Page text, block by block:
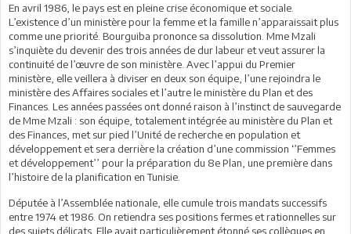
En avril 1986, le pays est en pleine crise économique et sociale.
L’existence d’un ministère pour la femme et la famille n’apparaissait plus
comme une priorité. Bourguiba prononce sa dissolution. Mme Mzali
s’inquiète du devenir des trois années de dur labeur et veut assurer la
continuité de l’œuvre de son ministère. Avec l’appui du Premier
ministère, elle veillera à diviser en deux son équipe, l’une rejoindra le
ministère des Affaires sociales et l’autre le ministère du Plan et des
Finances. Les années passées ont donné raison à l’instinct de sauvegarde
de Mme Mzali : son équipe, totalement intégrée au ministère du Plan et
des Finances, met sur pied l’Unité de recherche en population et
développement et sera derrière la création d’une commission ‘’Femmes
et développement’’ pour la préparation du 8e Plan, une première dans
l’histoire de la planification en Tunisie.
Députée à l’Assemblée nationale, elle cumule trois mandats successifs
entre 1974 et 1986. On retiendra ses positions fermes et rationnelles sur
des sujets délicats. Elle avait particulièrement étonné ses collègues en